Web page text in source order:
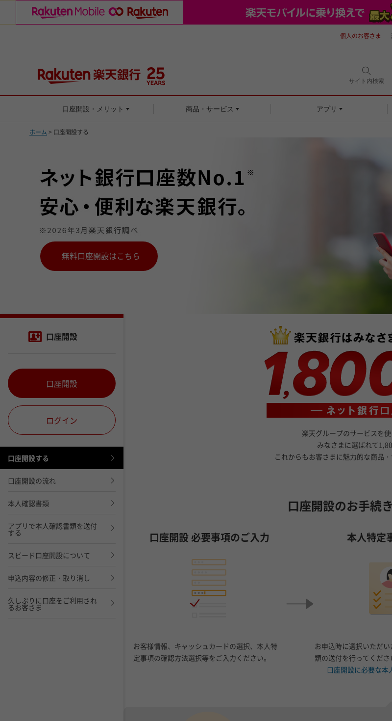
個人のお客さま
サイト内検索
口座開設・メリット 商品・サービス アプリ
ホーム > 口座開設する
無料口座開設はこちら
口座開設
口座開設
ログイン
口座開設する
口座開設の流れ
本人確認書類
アプリで本人確認書類を送付
する
スピード口座開設について
申込内容の修正・取り消し
久しぶりに口座をご利用され
るお客さま
楽天グループのサービスを
みなさまに選ばれて
これからもお客さまに魅力的な商品
口座開設のお手続
口座開設 必要事項のご入力
お客様情報、キャッシュカードの選択、本人特
定事項の確認方法選択等をご入力ください。
本人特定
お申込時に選択いただ
類の送付を行ってくださ
口座開設に必要な本